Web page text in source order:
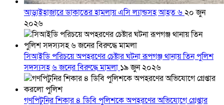
আড়াইহাজারে ডাকাতের হামলায় এসি ল্যান্ডসহ আহত ৬২০ জুন
২০২৬
সিআইডি পরিচয়ে অপহরণের চেষ্টার ঘটনা রূপগঞ্জ থানায় তিন পুলিশ
সদস্যসহ ৬ জনের বিরুদ্ধে মামলা ১৯ জুন ২০২৬
গণপিটুনির শিকার ৪ ডিবি পুলিশকে অপহরণের অভিযোগে গ্রেপ্তার